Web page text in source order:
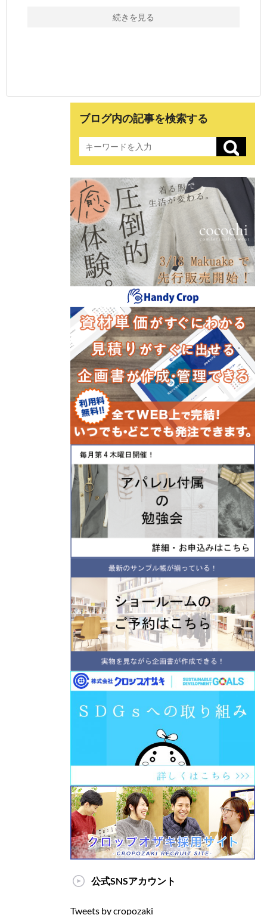
続きを見る
ブログ内の記事を検索する
公式SNSアカウント
Tweets by cropozaki_